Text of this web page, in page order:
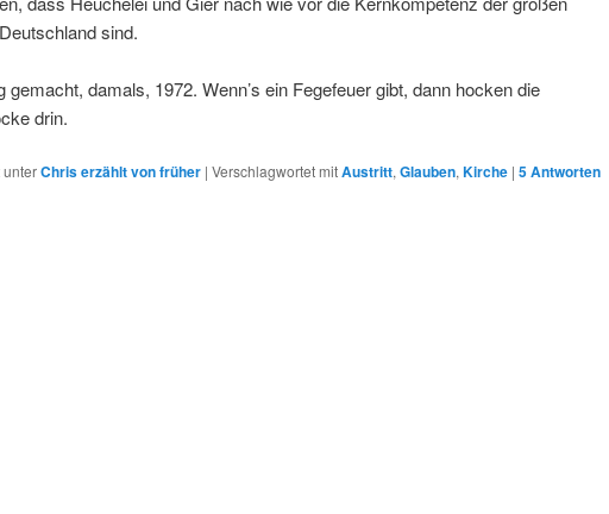
sind.
gemacht, damals, 1972. Wenn’s ein Fegefeuer gibt, dann hocken die
drin.
unterChris erzählt von früher | Verschlagwortet mitAustritt,Glauben,Kirche | 5Antworten